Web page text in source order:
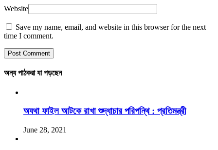
Website
Save my name, email, and website in this browser for the next
time I comment.
অন্য পাঠকরা যা পড়ছেন
অযথা ফাইল আটকে রাখা শুদ্ধাচার পরিপন্থি : প্রতিমন্ত্রী
June 28, 2021